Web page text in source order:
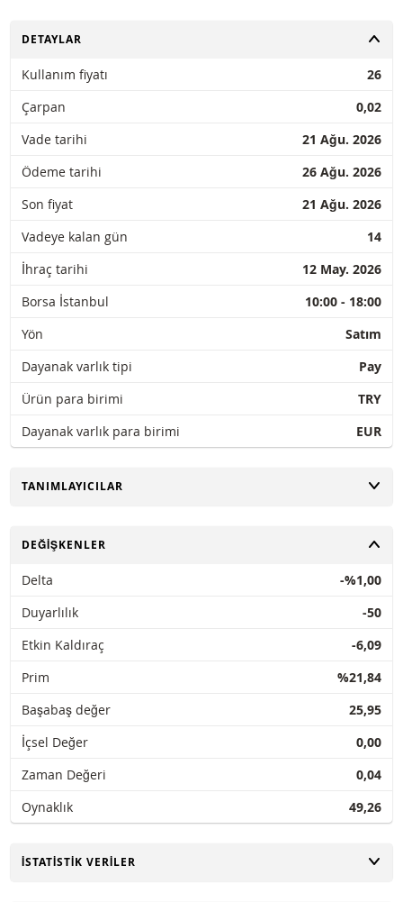
AÇ
DETAYLAR
Kullanım fiyatı
26
Çarpan
0,02
Vade tarihi
21 Ağu. 2026
Ödeme tarihi
26 Ağu. 2026
Son fiyat
21 Ağu. 2026
Vadeye kalan gün
14
İhraç tarihi
12 May. 2026
Borsa İstanbul
10:00 - 18:00
Yön
Satım
Dayanak varlık tipi
Pay
Ürün para birimi
TRY
Dayanak varlık para birimi
EUR
AÇ
TANIMLAYICILAR
AÇ
DEĞIŞKENLER
Delta
-%1,00
Duyarlılık
-50
Etkin Kaldıraç
-6,09
Prim
%21,84
Başabaş değer
25,95
İçsel Değer
0,00
Zaman Değeri
0,04
Oynaklık
49,26
AÇ
İSTATISTIK VERILER